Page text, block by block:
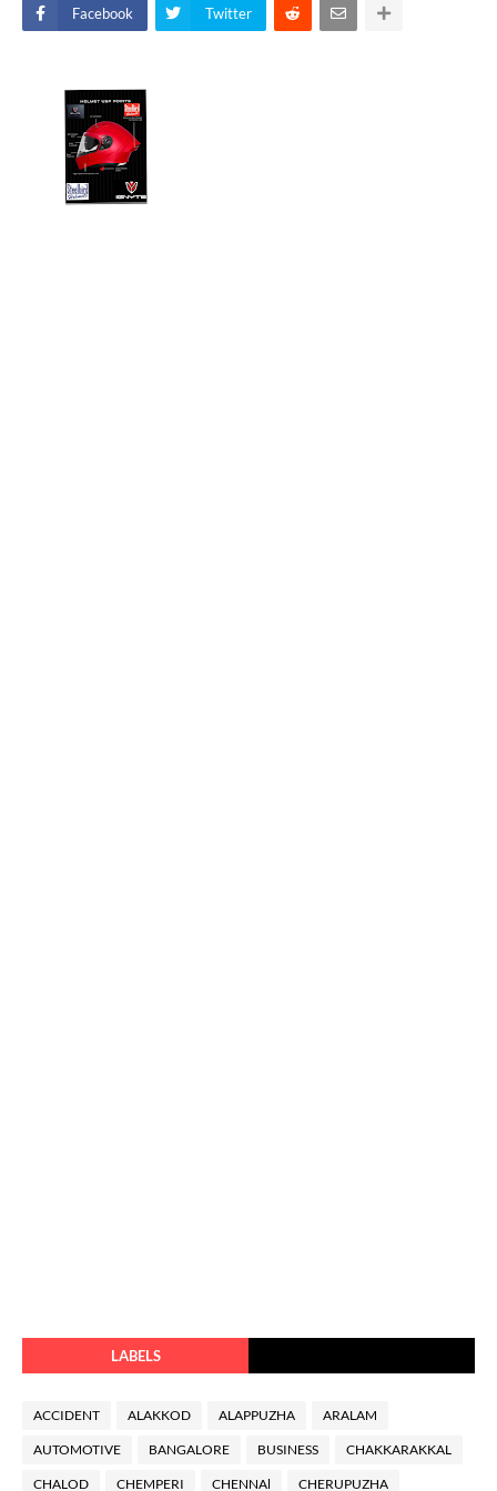
Facebook Twitter
LABELS
ACCIDENT ALAKKOD ALAPPUZHA ARALAM
AUTOMOTIVE BANGALORE BUSINESS CHAKKARAKKAL
CHALOD CHEMPERI CHENNAl CHERUPUZHA